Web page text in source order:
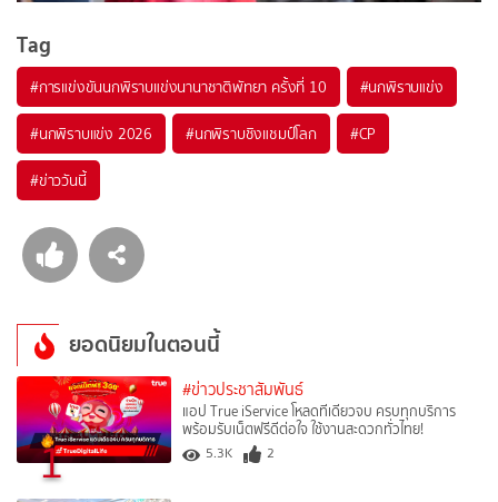
Tag
#การแข่งขันนกพิราบแข่งนานาชาติพัทยา ครั้งที่ 10 #นกพิราบแข่ง
#นกพิราบแข่ง 2026 #นกพิราบชิงแชมป์โลก #CP
#ข่าววันนี้
ยอดนิยมในตอนนี้
1
#ข่าวประชาสัมพันธ์
แอป True iService โหลดทีเดียวจบ ครบทุกบริการ
พร้อมรับเน็ตฟรีดีต่อใจ ใช้งานสะดวกทั่วไทย!
5.3K 2